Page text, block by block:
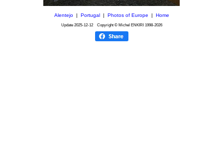
Alentejo| Portugal Photos of Europe Home
Update 2025-12-12Copyright © Michel ENKIRI 1998-2026